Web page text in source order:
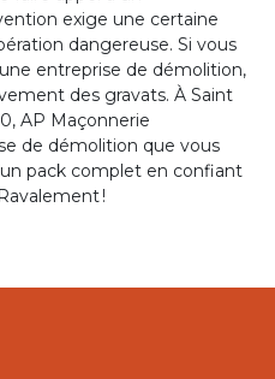
exige une certaine
dangereuse. Si vous
entreprise de démolition,
des gravats. À Saint
AP Maçonnerie
de démolition que vous
pack complet en confiant
!